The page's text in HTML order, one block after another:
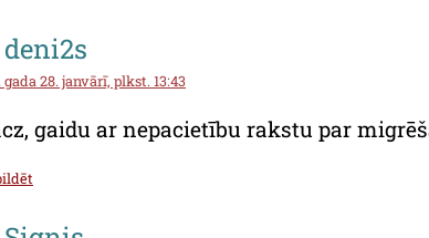
deni2s
gada 28. janvārī, plkst. 13:43
gaidu ar nepacietību rakstu par